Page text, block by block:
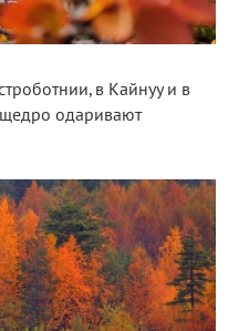
в Кайнуу и в
одаривают